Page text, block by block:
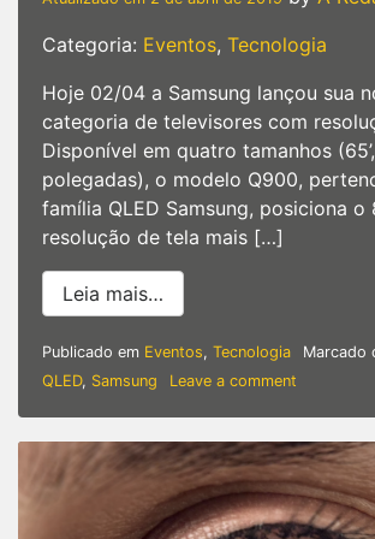
Categoria: Eventos, Tecnologia
Hoje 02/04 a Samsung lançou sua
categoria de televisores com
Disponível em quatro tamanhos (65’,
polegadas), o modelo Q900,
família QLED Samsung, posiciona o
resolução de tela mais […]
Leia mais…
Publicado em Eventos, Tecnologia Marcado
QLED, Samsung Leave a comment
|
Apresenta
a
nova
categoria
de